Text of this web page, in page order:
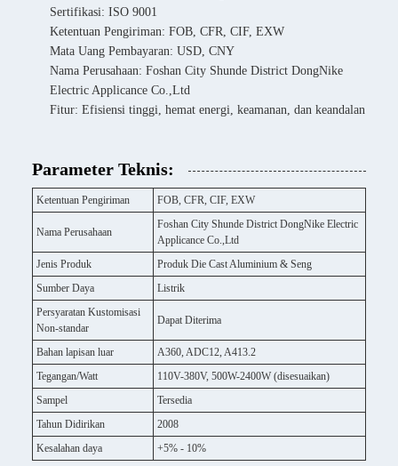
Sertifikasi: ISO 9001
Ketentuan Pengiriman: FOB, CFR, CIF, EXW
Mata Uang Pembayaran: USD, CNY
Nama Perusahaan: Foshan City Shunde District DongNike
Electric Applicance Co.,Ltd
Fitur: Efisiensi tinggi, hemat energi, keamanan, dan keandalan
Parameter Teknis:
Ketentuan Pengiriman FOB, CFR, CIF, EXW
Nama Perusahaan
Foshan City Shunde District DongNike Electric
Applicance Co.,Ltd
Jenis Produk
Produk Die Cast Aluminium & Seng
Sumber Daya
Listrik
Persyaratan Kustomisasi
Non-standar
Dapat Diterima
Bahan lapisan luar
A360, ADC12, A413.2
Tegangan/Watt
110V-380V, 500W-2400W (disesuaikan)
Sampel
Tersedia
Tahun Didirikan
2008
Kesalahan daya
+5% - 10%